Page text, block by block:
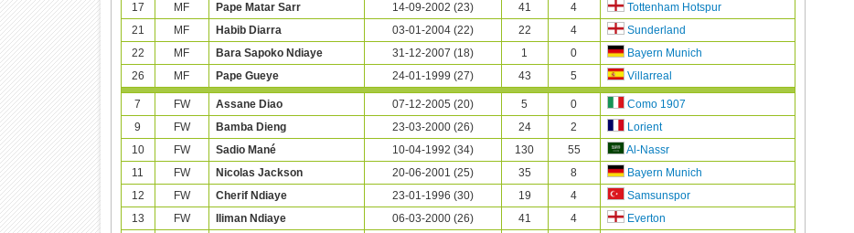
17
MF Pape Matar Sarr 14-09-2002 (23) 41 4
Tottenham Hotspur
21
MF Habib Diarra 03-01-2004 (22) 22 4
Sunderland
22
MF Bara Sapoko Ndiaye 31-12-2007 (18) 1 0
Bayern Munich
26
MF Pape Gueye 24-01-1999 (27) 43 5 Villarreal
7 FW Assane Diao 07-12-2005 (20) 5 0
Como 1907
9
FW Bamba Dieng 23-03-2000 (26) 24 2
Lorient
10
FW Sadio Mané 10-04-1992 (34) 130 55
Al-Nassr
11
FW Nicolas Jackson 20-06-2001 (25) 35 8
Bayern Munich
12
FW Cherif Ndiaye 23-01-1996 (30) 19 4
Samsunspor
13
FW Iliman Ndiaye 06-03-2000 (26) 41 4
Everton